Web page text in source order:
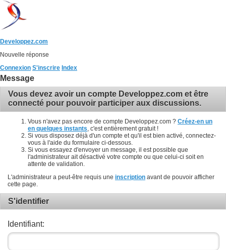
Developpez.com
Nouvelle réponse
Connexion S'inscrire Index
Message
Vous devez avoir un compte Developpez.com et être
connecté pour pouvoir participer aux discussions.
Vous n'avez pas encore de compte Developpez.com ? Créez-en un
en quelques instants , c'est entièrement gratuit !
Si vous disposez déjà d'un compte et qu'il est bien activé, connectez-
vous à l'aide du formulaire ci-dessous.
Si vous essayez d'envoyer un message, il est possible que
l'administrateur ait désactivé votre compte ou que celui-ci soit en
attente de validation.
L'administrateur a peut-être requis une inscription avant de pouvoir afficher
cette page.
S'identifier
Identifiant: